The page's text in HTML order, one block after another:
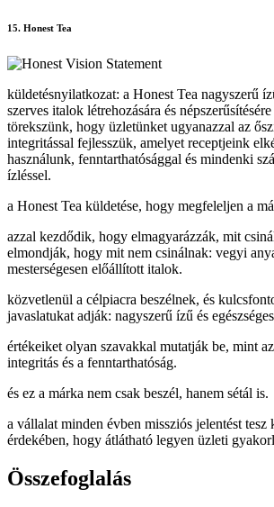
15. Honest Tea
küldetésnyilatkozat: a Honest Tea nagyszerű
szerves italok létrehozására és
törekszünk, hogy üzletünket ugyanazzal az
integritással fejlesszük, amelyet receptjeink
használunk, fenntarthatósággal és mindenki
ízléssel.
a Honest Tea küldetése, hogy megfeleljen a
azzal kezdődik, hogy elmagyarázzák, mit
elmondják, hogy mit nem csinálnak: vegyi
mesterségesen előállított italok.
közvetlenül a célpiacra beszélnek, és
javaslatukat adják: nagyszerű ízű és
értékeiket olyan szavakkal mutatják be, mint
integritás és a fenntarthatóság.
és ez a márka nem csak beszél, hanem sétál is.
a vállalat minden évben missziós jelentést tesz
érdekében, hogy átlátható legyen üzleti
Összefoglalás